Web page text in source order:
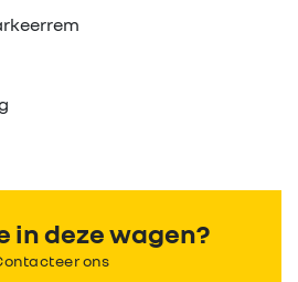
in deze wagen?
ons